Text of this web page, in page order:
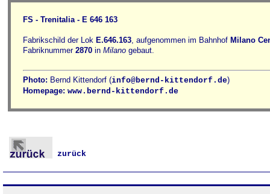
FS - Trenitalia - E 646 163
Fabrikschild der Lok E.646.163, aufgenommen im Bahnhof Milano
Fabriknummer 2870 in Milano gebaut.
Photo: Bernd Kittendorf (info@bernd-kittendorf.de)
Homepage: www.bernd-kittendorf.de
zurück